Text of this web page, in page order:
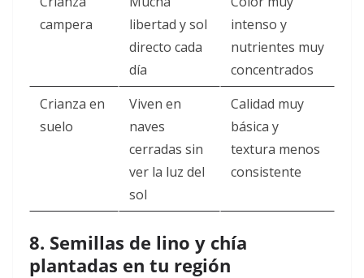
campera
libertad y sol
directo cada
día
intenso y
nutrientes muy
concentrados
Crianza en
suelo
Viven en
naves
cerradas sin
ver la luz del
sol
Calidad muy
básica y
textura menos
consistente
8. Semillas de lino y chía
plantadas en tu región